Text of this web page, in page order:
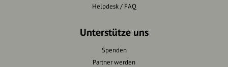
Helpdesk / FAQ
Unterstütze uns
Spenden
Partner werden